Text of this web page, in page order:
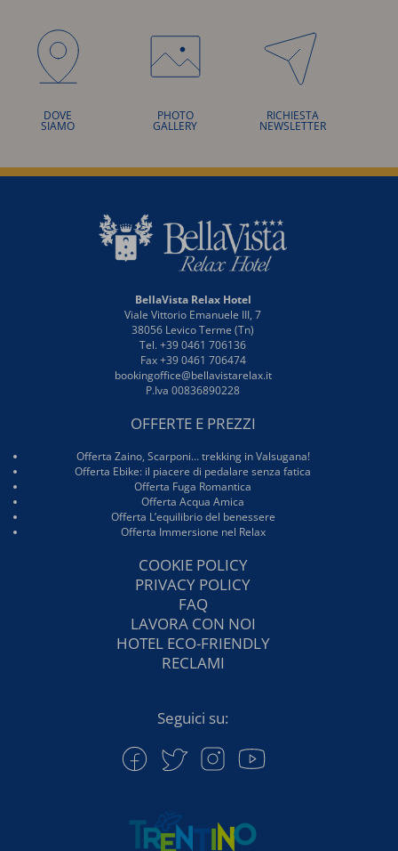
DOVE
SIAMO
PHOTO
GALLERY
RICHIESTA
NEWSLETTER
BellaVista Relax Hotel
Viale Vittorio Emanuele III, 7
38056 Levico Terme (Tn)
Tel. +39 0461 706136
Fax +39 0461 706474
bookingoffice@bellavistarelax.it
P.Iva 00836890228
OFFERTE E PREZZI
Offerta Zaino, Scarponi… trekking in Valsugana!
Offerta Ebike: il piacere di pedalare senza fatica
Offerta Fuga Romantica
Offerta Acqua Amica
Offerta L’equilibrio del benessere
Offerta Immersione nel Relax
COOKIE POLICY
PRIVACY POLICY
FAQ
LAVORA CON NOI
HOTEL ECO-FRIENDLY
RECLAMI
Seguici su: